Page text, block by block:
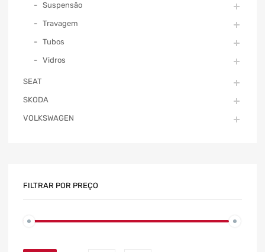
Suspensão
Travagem
Tubos
Vidros
SEAT
SKODA
VOLKSWAGEN
FILTRAR POR PREÇO